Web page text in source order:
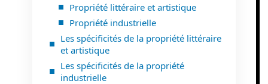
Propriété littéraire et artistique
Propriété industrielle
Les spécificités de la propriété littéraire
et artistique
Les spécificités de la propriété
industrielle